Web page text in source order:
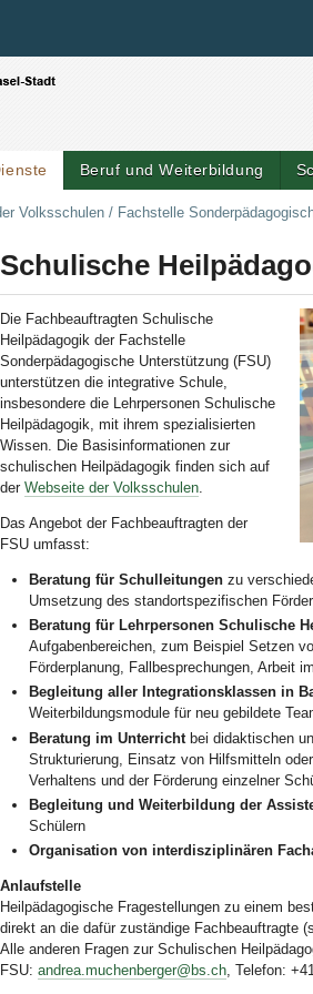
Beruf und Weiterbildung
Volksschulen / Fachstelle
Schulische
Die Fachbeauftragten Schulische
Heilpädagogik der Fachstelle
Sonderpädagogische Unterstützung (FSU)
unterstützen die integrative Schule,
insbesondere die Lehrpersonen Schulische
Heilpädagogik, mit ihrem spezialisierten
Wissen. Die Basisinformationen zur
schulischen Heilpädagogik finden sich auf
derWebseite der Volksschulen.
Das Angebot der Fachbeauftragten der
FSU umfasst:
Beratung für Schulleitungen zu
Umsetzung des standortspezifischen
Beratung für Lehrpersonen Schulische
Aufgabenbereichen, zum Beispiel Setzen
Förderplanung, Fallbesprechungen, Arbeit
Begleitung aller Integrationsklassen in
Weiterbildungsmodule für neu gebildete
Beratung im Unterricht bei didaktischen
Strukturierung, Einsatz von Hilfsmitteln
Verhaltens und der Förderung einzelner
Begleitung und Weiterbildung der
Schülern
Organisation von interdisziplinären
Anlaufstelle
Heilpädagogische Fragestellungen zu einem
direkt an die dafür zuständige Fachbeauftragte
Alle anderen Fragen zur Schulischen
FSU:andrea.muchenberger@bs.ch , Telefon: